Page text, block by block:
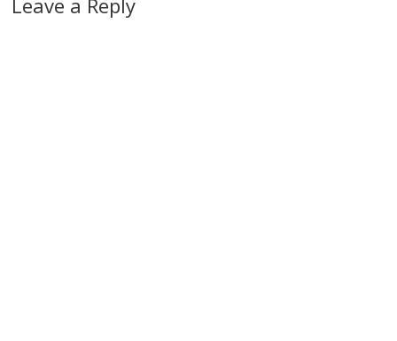
Leave a Reply